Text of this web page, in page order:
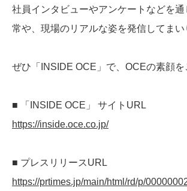
社員インタビューやアンケートなどを通
常や、現場のリアルな姿を発信してまい
ぜひ「INSIDE OCE」で、OCEの素顔を
■ 「INSIDE OCE」 サイトURL
https://inside.oce.co.jp/
■ プレスリリースURL
https://prtimes.jp/main/html/rd/p/